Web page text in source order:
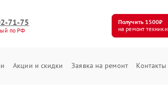
71-75
по РФ
Получить 1500₽
на ремонт техники
Акции и скидки Заявка на ремонт Контакты